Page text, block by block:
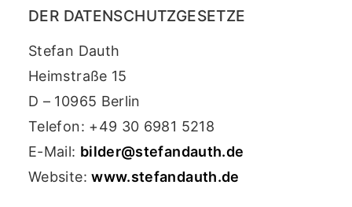
DER DATENSCHUTZGESETZE
Stefan Dauth
Heimstraße 15
D – 10965 Berlin
Telefon: +49 30 6981 5218
E-Mail: bilder@stefandauth.de
Website:www.stefandauth.de